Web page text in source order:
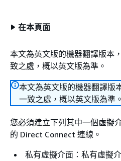
在本頁面
本文為英文版的機器翻譯版本
致之處，概以英文版為準。
本文為英文版的機器翻譯版
一致之處，概以英文版為準。
您必須建立下列其中一個虛擬
的 Direct Connect 連線。
私有虛擬介面：私有虛擬